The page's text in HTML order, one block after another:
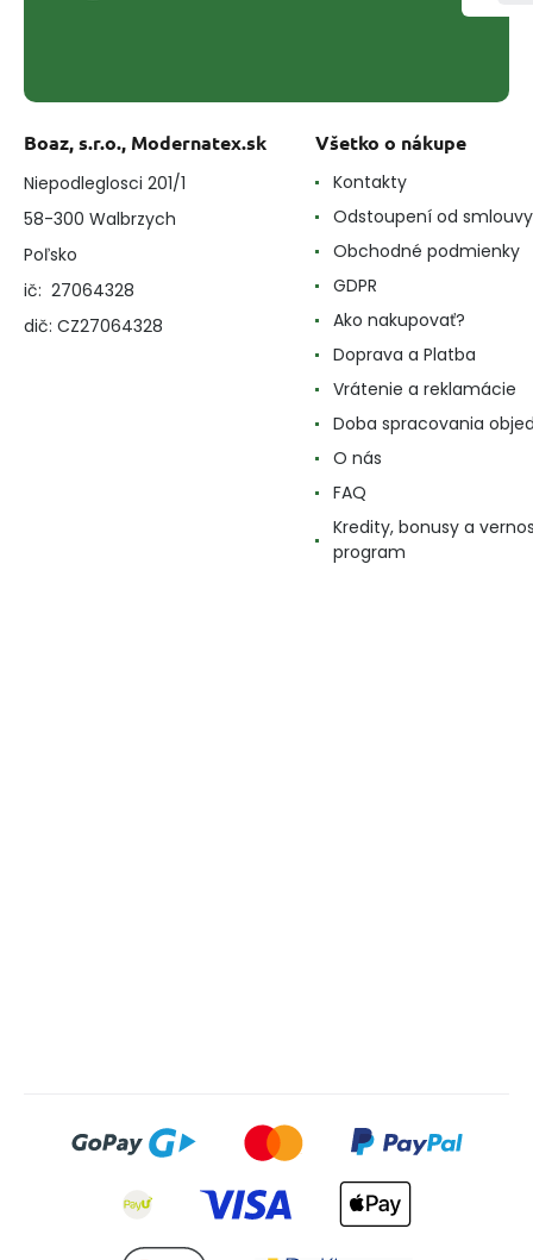
Boaz, s.r.o., Modernatex.sk
Niepodleglosci 201/1
58-300 Walbrzych
Poľsko
ič: 27064328
dič: CZ27064328
Všetko o nákupe
Kontakty
Odstoupení od smlouvy
Obchodné podmienky
GDPR
Ako nakupovať?
Doprava a Platba
Vrátenie a reklamácie
Doba spracovania
O nás
FAQ
Kredity, bonusy a
program